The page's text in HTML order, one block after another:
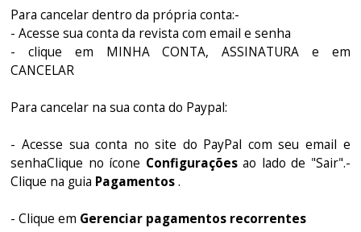
Para cancelar dentro da própria conta:-
- Acesse sua conta da revista com email e senha
- clique em MINHA CONTA, ASSINATURA e em
CANCELAR
Para cancelar na sua conta do Paypal:
- Acesse sua conta no site do PayPal com seu email e
senhaClique no ícone Configuraçõesao lado de "Sair".-
Clique na guia Pagamentos.
- Clique em Gerenciar pagamentos recorrentes